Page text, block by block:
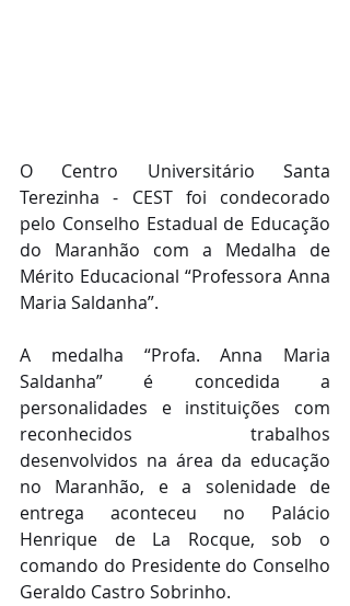
O Centro Universitário Santa
Terezinha - CEST foi condecorado
pelo Conselho Estadual de Educação
do Maranhão com a Medalha de
Mérito Educacional “Professora Anna
Maria Saldanha”.
A medalha “Profa. Anna Maria
Saldanha” é concedida a
personalidades e instituições com
reconhecidos trabalhos
desenvolvidos na área da educação
no Maranhão, e a solenidade de
entrega aconteceu no Palácio
Henrique de La Rocque, sob o
comando do Presidente do Conselho
Geraldo Castro Sobrinho.